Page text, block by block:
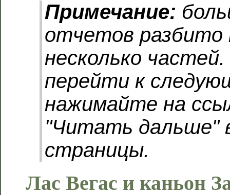
Примечание:
отчетов разбито
несколько
перейти к
нажимайте на
"Читать дальше"
страницы.
Лас Вегас и каньон